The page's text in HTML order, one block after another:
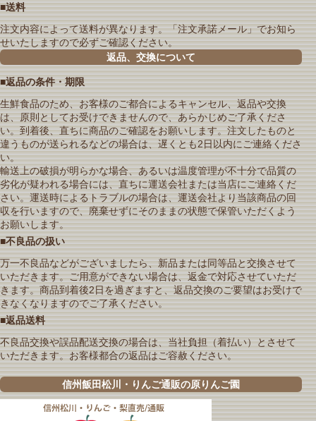
■送料
注文内容によって送料が異なります。「注文承諾メール」でお知ら
せいたしますので必ずご確認ください。
返品、交換について
■返品の条件・期限
生鮮食品のため、お客様のご都合によるキャンセル、返品や交換
は、原則としてお受けできませんので、あらかじめご了承くださ
い。到着後、直ちに商品のご確認をお願いします。注文したものと
違うものが送られるなどの場合は、遅くとも2日以内にご連絡くださ
い。
輸送上の破損が明らかな場合、あるいは温度管理が不十分で品質の
劣化が疑われる場合には、直ちに運送会社または当店にご連絡くだ
さい。運送時によるトラブルの場合は、運送会社より当該商品の回
収を行いますので、廃棄せずにそのままの状態で保管いただくよう
お願いします。
■不良品の扱い
万一不良品などがございましたら、新品または同等品と交換させて
いただきます。ご用意ができない場合は、返金で対応させていただ
きます。商品到着後2日を過ぎますと、返品交換のご要望はお受けで
きなくなりますのでご了承ください。
■返品送料
不良品交換や誤品配送交換の場合は、当社負担（着払い）とさせて
いただきます。お客様都合の返品はご容赦ください。
信州飯田松川・りんご通販の原りんご園